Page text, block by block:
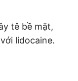
tê bề mặt,
lidocaine.